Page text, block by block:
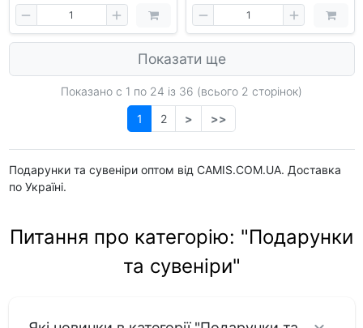
Показати ще
Показано с 1 по 24 із 36 (всього 2 сторінок)
1
2 > >>
Подарунки та сувеніри оптом від CAMIS.COM.UA. Доставка
по Україні.
Питання про категорію: "Подарунки
та сувеніри"